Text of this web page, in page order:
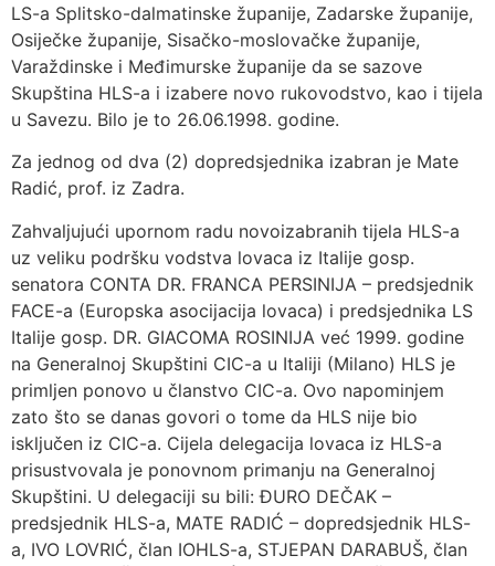
LS-a Splitsko-dalmatinske županije, Zadarske županije,
Osiječke županije, Sisačko-moslovačke županije,
Varaždinske i Međimurske županije da se sazove
Skupština HLS-a i izabere novo rukovodstvo, kao i tijela
u Savezu. Bilo je to 26.06.1998. godine.
Za jednog od dva (2) dopredsjednika izabran je Mate
Radić, prof. iz Zadra.
Zahvaljujući upornom radu novoizabranih tijela HLS-a
uz veliku podršku vodstva lovaca iz Italije gosp.
senatora CONTA DR. FRANCA PERSINIJA – predsjednik
FACE-a (Europska asocijacija lovaca) i predsjednika LS
Italije gosp. DR. GIACOMA ROSINIJA već 1999. godine
na Generalnoj Skupštini CIC-a u Italiji (Milano) HLS je
primljen ponovo u članstvo CIC-a. Ovo napominjem
zato što se danas govori o tome da HLS nije bio
isključen iz CIC-a. Cijela delegacija lovaca iz HLS-a
prisustvovala je ponovnom primanju na Generalnoj
Skupštini. U delegaciji su bili: ĐURO DEČAK –
predsjednik HLS-a, MATE RADIĆ – dopredsjednik HLS-
a, IVO LOVRIĆ, član IOHLS-a, STJEPAN DARABUŠ, član